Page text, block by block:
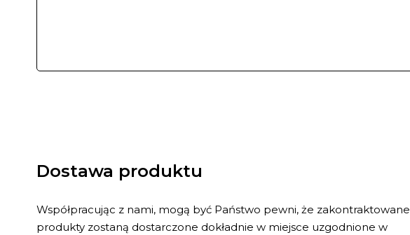
Dostawa produktu
Współpracując z nami, mogą być Państwo pewni, że zakontraktowane
produkty zostaną dostarczone dokładnie w miejsce uzgodnione w